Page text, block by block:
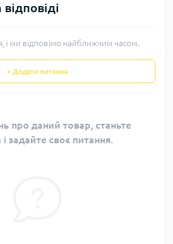
і ми відповімо найближчим часом.
+ Додати питання
про даний товар, станьте
задайте своє питання.